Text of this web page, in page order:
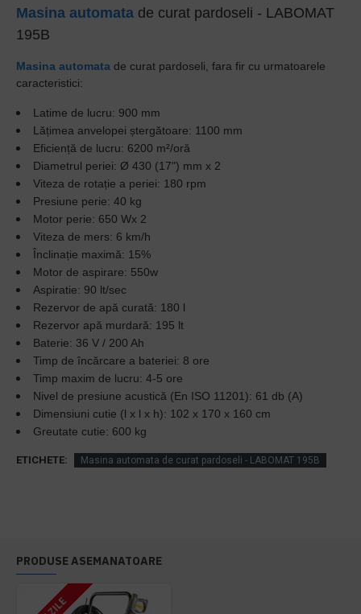
Masina automata de curat pardoseli - LABOMAT
195B
Masina automata de curat pardoseli, fara fir cu urmatoarele
caracteristici:
Latime de lucru: 900 mm
Lățimea anvelopei ștergătoare: 1100 mm
Eficiență de lucru: 6200 m²/oră
Diametrul periei: Ø 430 (17") mm x 2
Viteza de rotație a periei: 180 rpm
Presiune perie: 40 kg
Motor perie: 650 Wx 2
Viteza de mers: 6 km/h
Înclinație maximă: 15%
Motor de aspirare: 550w
Aspiratie: 90 lt/sec
Rezervor de apă curată: 180 l
Rezervor apă murdară: 195 lt
Baterie: 36 V / 200 Ah
Timp de încărcare a bateriei: 8 ore
Timp maxim de lucru: 4-5 ore
Nivel de presiune acustică (En ISO 11201): 61 db (A)
Dimensiuni cutie (l x l x h): 102 x 170 x 160 cm
Greutate cutie: 600 kg
ETICHETE: Masina automata de curat pardoseli - LABOMAT 195B
PRODUSE ASEMANATOARE